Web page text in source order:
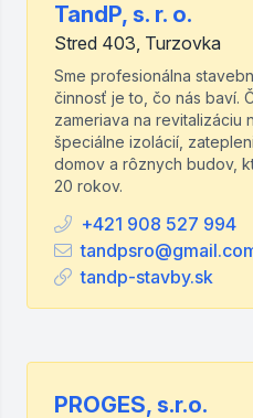
TandP, s. r. o.
Stred 403, Turzovka
Sme profesionálna
činnosť je to, čo nás baví.
zameriava na revitalizáciu
špeciálne izolácií,
domov a rôznych budov,
20 rokov.
+421 908 527 994
tandp-stavby.sk
PROGES, s.r.o.